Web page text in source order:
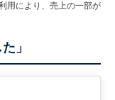
用により、売上の一部が
」